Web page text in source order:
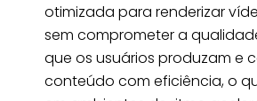
otimizada para renderizar
sem comprometer a
que os usuários produzam e
conteúdo com eficiência, o